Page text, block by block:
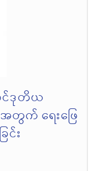
င်ဒုတိယ
တွက် ရေးဖြေ
င်း